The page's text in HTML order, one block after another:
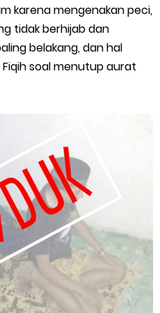
Tanpa Potongan
Food 2022
dan Jam Operasionalnya
2026: Panduan Lengkap DNS
Server GoPartner Gojek
Saturday, 8 August
karena mengenakan peci,
tidak berhijab dan
belakang, dan hal
soal menutup aurat